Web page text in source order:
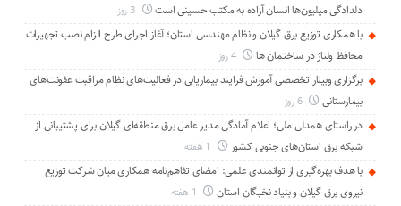
دلدادگی میلیون‌ها انسان آزاده به مکتب حسینی است
3 روز
با همکاری توزیع برق گیلان و نظام مهندسی استان؛ آغاز اجرای طرح الزام نصب تجهیزات
محافظ ولتاژ در ساختمان ها
4 روز
برگزاری وبینار تخصصی آموزش فرایند بیماریابی در فعالیت‌های نظام مراقبت عفونت‌های
بیمارستانی
6 روز
در راستای همدلی ملی؛ اعلام آمادگی مدیر عامل برق منطقه‌ای گیلان برای پشتیبانی از
شبكه برق استان‌های جنوبی كشور
1 هفته
با هدف بهره‌گیری از توانمندی علمی: امضای تفاهم‌نامه همكاری میان شركت توزیع
نیروی برق گیلان و بنیاد نخبگان استان
1 هفته